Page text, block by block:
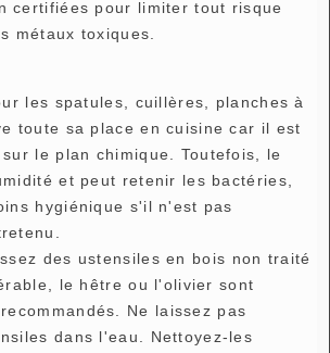
certifiées pour limiter tout risque
métaux toxiques.
les spatules, cuillères, planches à
toute sa place en cuisine car il est
le plan chimique. Toutefois, le
et peut retenir les bactéries,
hygiénique s'il n'est pas
des ustensiles en bois non traité
le hêtre ou l'olivier sont
Ne laissez pas
dans l'eau. Nettoyez-les